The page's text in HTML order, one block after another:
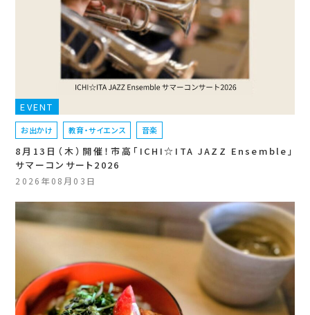
EVENT
お出かけ 教育・サイエンス 音楽
8月13日（木）開催！市高「ICHI☆ITA JAZZ Ensemble」
サマーコンサート2026
2026年08月03日